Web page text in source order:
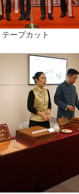
テープカット